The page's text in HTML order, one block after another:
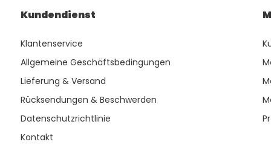
Kundendienst
Klantenservice
Allgemeine Geschäftsbedingungen
Lieferung & Versand
Rücksendungen & Beschwerden
Datenschutzrichtlinie
Kontakt